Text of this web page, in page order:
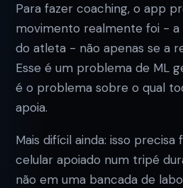
Para fazer coaching, o app
movimento realmente foi - a
do atleta - não apenas se a
Esse é um problema de ML
é o problema sobre o qual
apoia.
Mais difícil ainda: isso
celular apoiado num tripé
não em uma bancada de